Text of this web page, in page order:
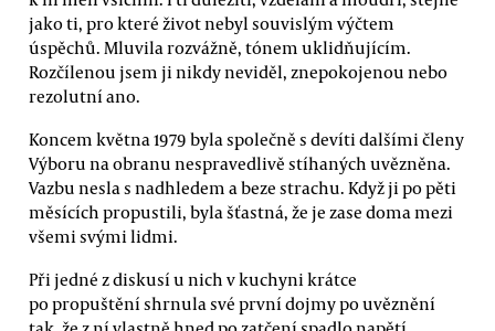
jako ti, pro které život nebyl souvislým výčtem
úspěchů. Mluvila rozvážně, tónem uklidňujícím.
Rozčílenou jsem ji nikdy neviděl, znepokojenou nebo
rezolutní ano.
Koncem května 1979 byla společně s devíti dalšími členy
Výboru na obranu nespravedlivě stíhaných uvězněna.
Vazbu nesla s nadhledem a beze strachu. Když ji po pěti
měsících propustili, byla šťastná, že je zase doma mezi
všemi svými lidmi.
Při jedné z diskusí u nich v kuchyni krátce
po propuštění shrnula své první dojmy po uvěznění